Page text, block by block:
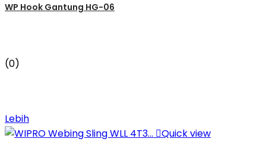
WP Hook Gantung HG-06
(0)
Lebih
Quick view